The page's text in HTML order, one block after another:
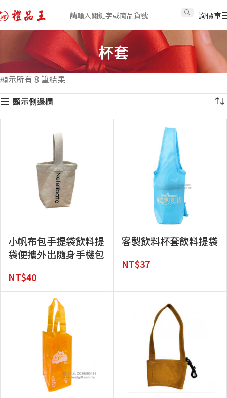
詢價車
杯套
顯示所有 8 筆結果
顯示側邊欄
小帆布包手提袋飲料提
袋便攜外出隨身手機包
NT$40
客製飲料杯套飲料提袋
NT$37